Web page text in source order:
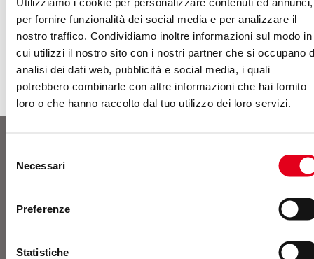
per fornire funzionalità dei social media e per analizzare il
nostro traffico. Condividiamo inoltre informazioni sul modo in
cui utilizzi il nostro sito con i nostri partner che si occupano
analisi dei dati web, pubblicità e social media, i quali
potrebbero combinarle con altre informazioni che hai fornito
loro o che hanno raccolto dal tuo utilizzo dei loro servizi.
delNecessari
Preferenze
Statistiche
Contatti
Contattaci o richiedi un